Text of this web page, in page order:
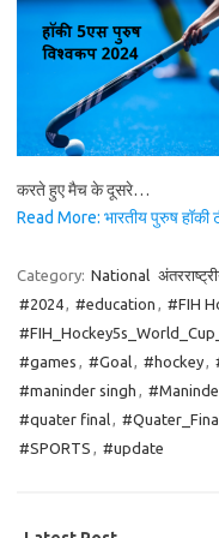
करते हुए मैच के दूसरे…
Read More: भारतीय पुरुष
Category: National
#2024, #education , #FIH
#games , #Goal, #hockey,
#maninder singh ,
#quater final,
#SPORTS , #update